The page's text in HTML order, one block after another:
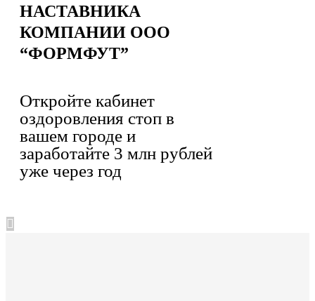
НАСТАВНИКА
КОМПАНИИ ООО
“ФОРМФУТ”
Откройте кабинет
оздоровления стоп в
вашем городе и
заработайте 3 млн рублей
уже через год